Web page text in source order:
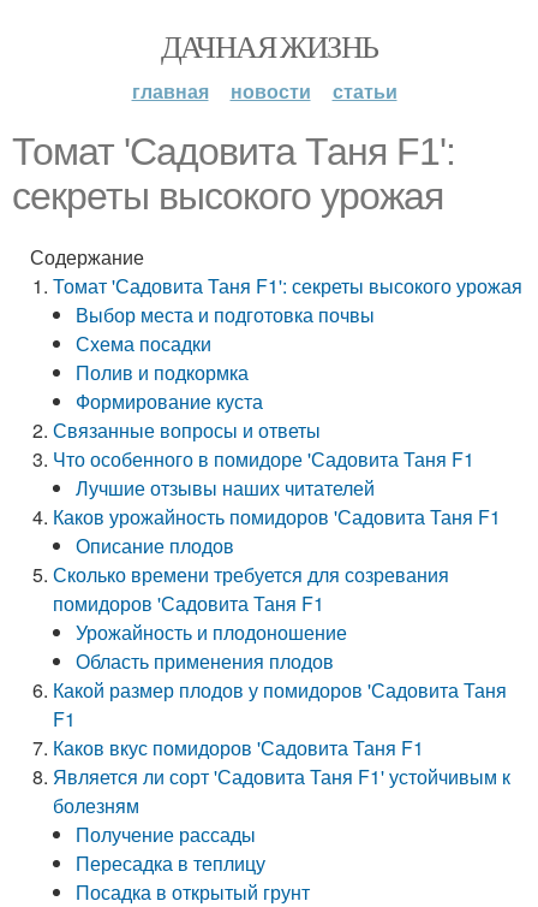
ДАЧНАЯ ЖИЗНЬ
главная новости статьи
Томат 'Садовита Таня F1':
секреты высокого урожая
Содержание
Томат 'Садовита Таня F1': секреты высокого урожая
Выбор места и подготовка почвы
Схема посадки
Полив и подкормка
Формирование куста
Связанные вопросы и ответы
Что особенного в помидоре 'Садовита Таня F1
Лучшие отзывы наших читателей
Каков урожайность помидоров 'Садовита Таня F1
Описание плодов
Сколько времени требуется для созревания
помидоров 'Садовита Таня F1
Урожайность и плодоношение
Область применения плодов
Какой размер плодов у помидоров 'Садовита Таня
F1
Каков вкус помидоров 'Садовита Таня F1
Является ли сорт 'Садовита Таня F1' устойчивым к
болезням
Получение рассады
Пересадка в теплицу
Посадка в открытый грунт